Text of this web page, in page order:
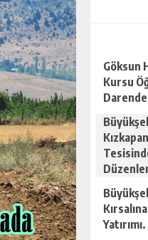
Göksun
Kursu
Yatırımı.